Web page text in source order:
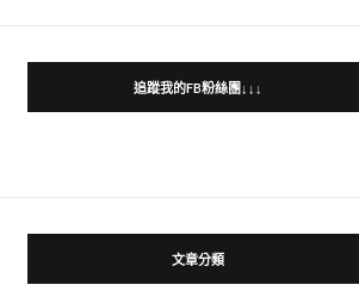
追蹤我的FB粉絲團↓↓↓
文章分類